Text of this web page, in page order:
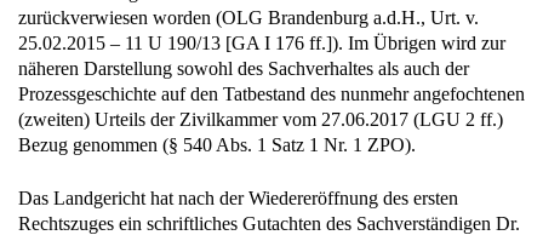
zurückverwiesen worden (OLG Brandenburg a.d.H., Urt. v.
25.02.2015 – 11 U 190/13 [GA I 176 ff.]). Im Übrigen wird zur
näheren Darstellung sowohl des Sachverhaltes als auch der
Prozessgeschichte auf den Tatbestand des nunmehr angefochtenen
(zweiten) Urteils der Zivilkammer vom 27.06.2017 (LGU 2 ff.)
Bezug genommen (§ 540 Abs. 1 Satz 1 Nr. 1 ZPO).
Das Landgericht hat nach der Wiedereröffnung des ersten
Rechtszuges ein schriftliches Gutachten des Sachverständigen Dr.